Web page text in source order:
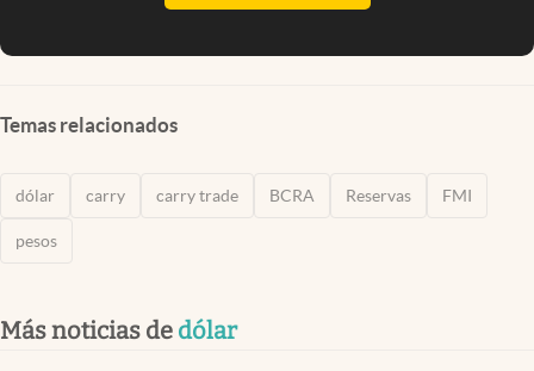
Temas relacionados
dólar carry carry trade BCRA Reservas FMI
pesos
Más noticias de dólar